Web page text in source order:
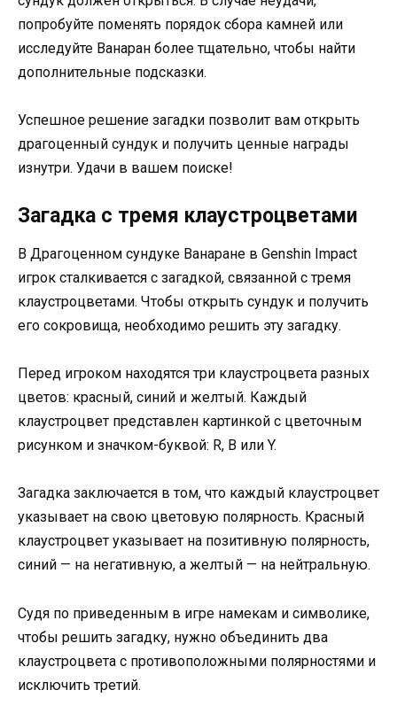
попробуйте поменять порядок сбора камней или
исследуйте Ванаран более тщательно, чтобы найти
дополнительные подсказки.
Успешное решение загадки позволит вам открыть
драгоценный сундук и получить ценные награды
изнутри. Удачи в вашем поиске!
Загадка с тремя клаустроцветами
В Драгоценном сундуке Ванаране в Genshin Impact
игрок сталкивается с загадкой, связанной с тремя
клаустроцветами. Чтобы открыть сундук и получить
его сокровища, необходимо решить эту загадку.
Перед игроком находятся три клаустроцвета разных
цветов: красный, синий и желтый. Каждый
клаустроцвет представлен картинкой с цветочным
рисунком и значком-буквой: R, B или Y.
Загадка заключается в том, что каждый клаустроцвет
указывает на свою цветовую полярность. Красный
клаустроцвет указывает на позитивную полярность,
синий — на негативную, а желтый — на нейтральную.
Судя по приведенным в игре намекам и символике,
чтобы решить загадку, нужно объединить два
клаустроцвета с противоположными полярностями и
исключить третий.